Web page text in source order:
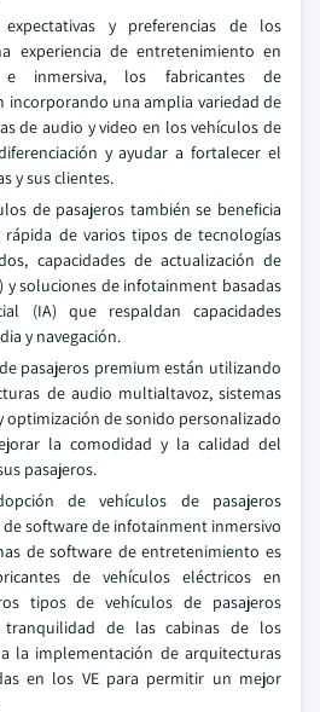
y preferencias de los
experiencia de entretenimiento en
e inmersiva, los fabricantes de
incorporando una amplia variedad de
de audio y video en los vehículos de
y ayudar a fortalecer el
y sus clientes.
de pasajeros también se beneficia
de varios tipos de tecnologías
capacidades de actualización de
y soluciones de infotainment basadas
(IA) que respaldan capacidades
y navegación.
pasajeros premium están utilizando
de audio multialtavoz, sistemas
optimización de sonido personalizado
la comodidad y la calidad del
pasajeros.
de vehículos de pasajeros
software de infotainment inmersivo
de software de entretenimiento es
de vehículos eléctricos en
tipos de vehículos de pasajeros
de las cabinas de los
la implementación de arquitecturas
en los VE para permitir un mejor